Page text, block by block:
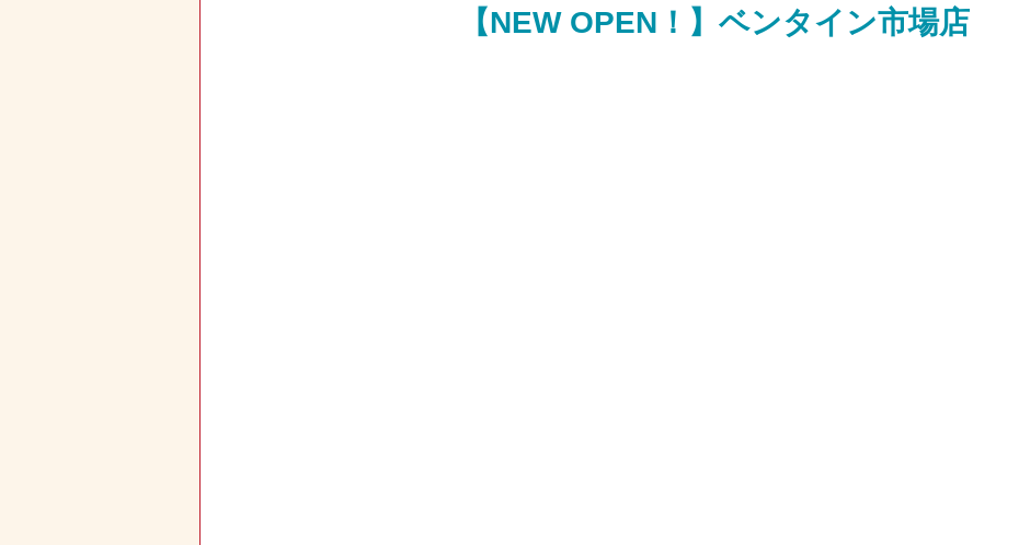
【NEW OPEN！】ベンタイン市場店